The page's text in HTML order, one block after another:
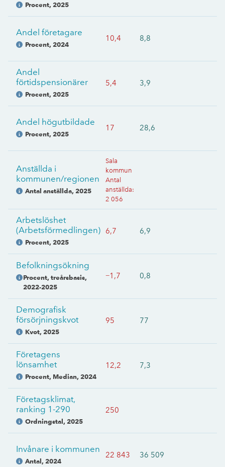
Procent, 2025
Andel företagare
Procent, 2024
10,4 8,8
Andel
förtidspensionärer
Procent, 2025
5,4 3,9
Andel högutbildade
Procent, 2025
17 28,6
Anställda i
kommunen/regionen
Antal anställda, 2025
Sala
kommun
Antal
anställda:
2 056
Arbetslöshet
(Arbetsförmedlingen)
Procent, 2025
6,7 6,9
Befolkningsökning
Procent, treårsbasis,
2022-2025
−1,7 0,8
Demografisk
försörjningskvot
Kvot, 2025
95 77
Företagens
lönsamhet
Procent, Median, 2024
12,2 7,3
Företagsklimat,
ranking 1-290
Ordningstal, 2025
250
Invånare i kommunen
Antal, 2024
22 843 36 509